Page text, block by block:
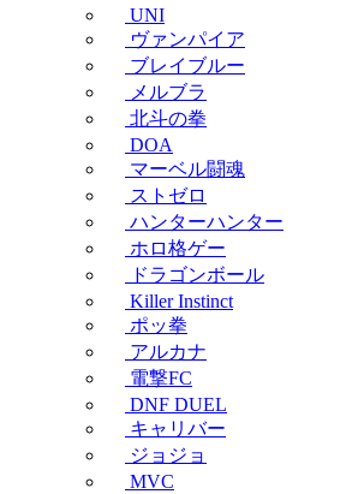
UNI
ヴァンパイア
ブレイブルー
メルブラ
北斗の拳
DOA
マーベル闘魂
ストゼロ
ハンターハンター
ホロ格ゲー
ドラゴンボール
Killer Instinct
ポッ拳
アルカナ
電撃FC
DNF DUEL
キャリバー
ジョジョ
MVC